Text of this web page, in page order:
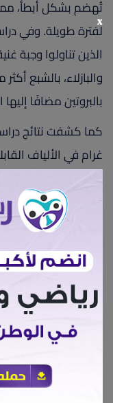
تُهضم بشكل أبطأ،
الذين تناولوا وجبة
والبازلاء، بالشبع
بالبروتين مضافًا إليها
غرام في الألياف
خمس سنوات.
يحتوي طبق البيض
وهما مكونان
من العناصر
يحتوي كوب واحد من
الألياف، أي أنه
الطعام ويحد من
x